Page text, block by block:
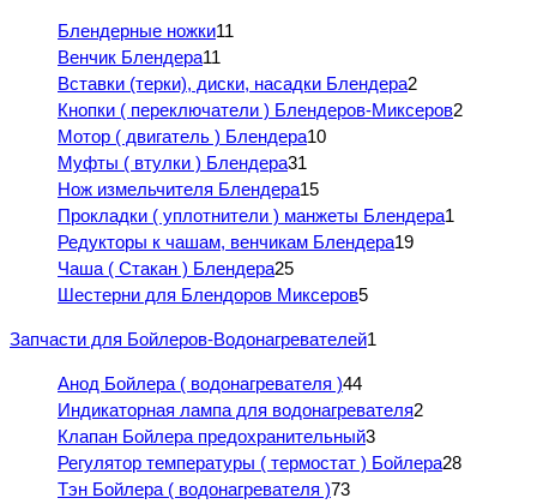
Блендерные ножки11
Венчик Блендера11
Вставки (терки), диски, насадки Блендера2
Кнопки ( переключатели ) Блендеров-Миксеров2
Мотор ( двигатель ) Блендера10
Муфты ( втулки ) Блендера31
Нож измельчителя Блендера15
Прокладки ( уплотнители ) манжеты Блендера1
Редукторы к чашам, венчикам Блендера19
Чаша ( Стакан ) Блендера25
Шестерни для Блендоров Миксеров5
Запчасти для Бойлеров-Водонагревателей1
Анод Бойлера ( водонагревателя )44
Индикаторная лампа для водонагревателя2
Клапан Бойлера предохранительный3
Регулятор температуры ( термостат ) Бойлера28
Тэн Бойлера ( водонагревателя )73